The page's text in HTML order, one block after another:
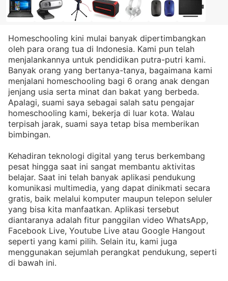
Homeschooling kini mulai banyak dipertimbangkan
oleh para orang tua di Indonesia. Kami pun telah
menjalankannya untuk pendidikan putra-putri kami.
Banyak orang yang bertanya-tanya, bagaimana kami
menjalani homeschooling bagi 6 orang anak dengan
jenjang usia serta minat dan bakat yang berbeda.
Apalagi, suami saya sebagai salah satu pengajar
homeschooling kami, bekerja di luar kota. Walau
terpisah jarak, suami saya tetap bisa memberikan
bimbingan.
Kehadiran teknologi digital yang terus berkembang
pesat hingga saat ini sangat membantu aktivitas
belajar. Saat ini telah banyak aplikasi pendukung
komunikasi multimedia, yang dapat dinikmati secara
gratis, baik melalui komputer maupun telepon seluler
yang bisa kita manfaatkan. Aplikasi tersebut
diantaranya adalah fitur panggilan video WhatsApp,
Facebook Live, Youtube Live atau Google Hangout
seperti yang kami pilih. Selain itu, kami juga
menggunakan sejumlah perangkat pendukung, seperti
di bawah ini.